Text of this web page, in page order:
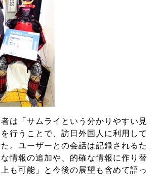
は「サムライという分かりやすい見
行うことで、訪日外国人に利用して
。ユーザーとの会話は記録されるた
情報の追加や、的確な情報に作り替
も可能」と今後の展望も含めて語っ